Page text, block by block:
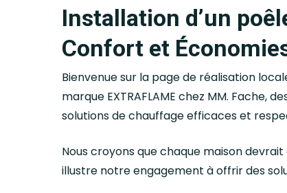
Installation d’un
Confort et
Bienvenue sur la page de réalisation
marque EXTRAFLAME chez MM. Fache,
solutions de chauffage efficaces et
Nous croyons que chaque maison
illustre notre engagement à offrir des